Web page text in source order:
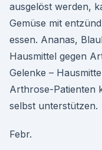
ausgelöst werden,
Gemüse mit
essen. Ananas,
Hausmittel gegen
Gelenke –
Arthrose-Patienten
selbst unterstützen.
Febr.